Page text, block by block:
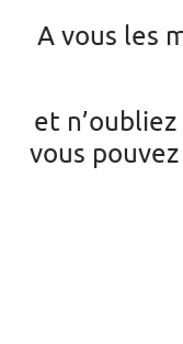
A vous les
et
vous